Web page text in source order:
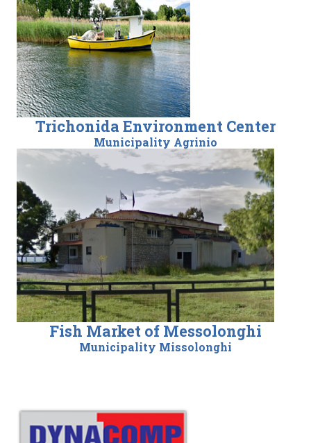
Trichonida Environment Center
Municipality Agrinio
Fish Market of Messolonghi
Municipality Missolonghi